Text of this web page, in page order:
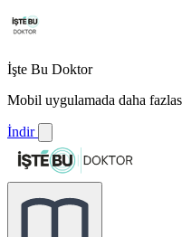
İşte Bu Doktor
Mobil uygulamada daha
İndir